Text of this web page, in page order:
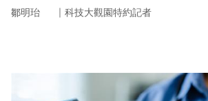
鄒明珆 ｜ 科技大觀園特約記者